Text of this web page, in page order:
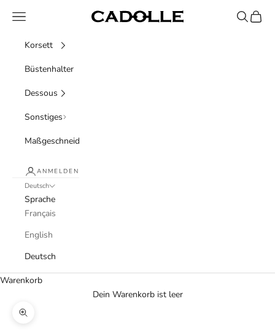
Cadolle
Menü Suchen
Korsett
Büstenhalter
Dessous
Sonstiges
Maßgeschneidert
ANMELDEN
Deutsch
Sprache
Français
English
Deutsch
Warenkorb
Dein Warenkorb ist leer
Bild vergrößern